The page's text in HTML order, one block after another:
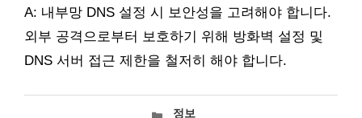
A: 내부망 DNS 설정 시 보안성을 고려해야 합니다.
외부 공격으로부터 보호하기 위해 방화벽 설정 및
DNS 서버 접근 제한을 철저히 해야 합니다.
카정보